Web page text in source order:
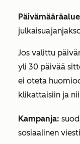
Jos valittu
yli 30 päivää
ei oteta
klikattaisiin ja
Kampanja:
sosiaalinen